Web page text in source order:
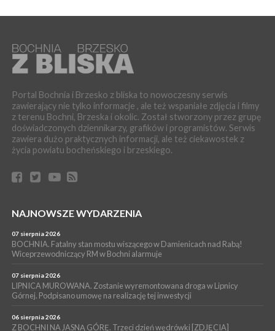
WYDARZENIA
05 sierpnia 2026
LIPNICA MUROWANA. Na święcie gminy zagra zespół Kombi
WYDARZENIA
05 sierpnia 2026
GMINA DRWINIA. 45 dzieci będzie się uczyć pływać. Zajęcia
ruszą we wrześniu
WYDARZENIA
05 sierpnia 2026
BRZESKO. RPWiK apeluje o racjonalne gospodarowanie wodą
05 sierpnia 2026
WYDARZENIA
04 sierpnia 2026
zabrał dziecko do szpitala w Krakowie
Portal Bochnia i Brzesko z bliska to nowoczesny serwis
zawierający nie tylko informacje , ale też wspaniałe zdjęcia i filmy
z terenu Bochni, Brzeska i okolic. Został stworzony przez grupę
doświadczonych dziennikarzy, grafików i programistów. Serwis
zawiera dużo praktycznych informacji, ale też ciekawostek z
życia powiatu bocheńskiego i brzeskiego.
NAJNOWSZE WYDARZENIA
07 sierpnia 2026
BOCHNIA. Fatalny stan mostu wiszącego w Damienicach nad Rabą!
Wiceprzewodniczący RM w Bochni alarmuje
07 sierpnia 2026
LIPNICA MUROWANA. Zostanie wyremontowana droga w Lipnicy
Górnej. Podpisano umowę na realizację tej inwestycji
06 sierpnia 2026
Z BOCHNI NA JASNĄ GÓRĘ. Trzeci dzień wędrówki [ZDJĘCIA]